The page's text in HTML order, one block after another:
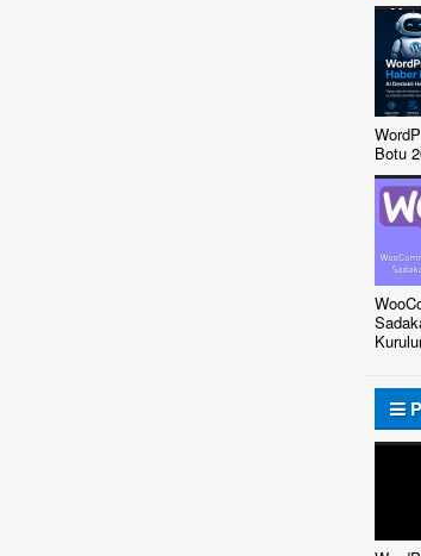
Botu